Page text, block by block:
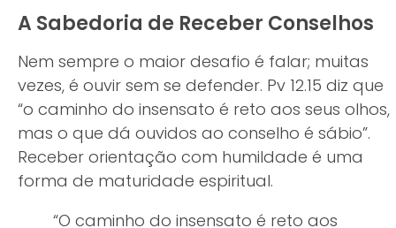
A Sabedoria de Receber Conselhos
Nem sempre o maior desafio é falar; muitas
vezes, é ouvir sem se defender. Pv 12.15 diz que
“o caminho do insensato é reto aos seus olhos,
mas o que dá ouvidos ao conselho é sábio”.
Receber orientação com humildade é uma
forma de maturidade espiritual.
“O caminho do insensato é reto aos